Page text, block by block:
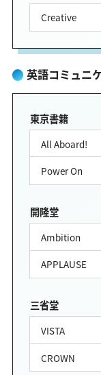
Creative
英語コミュニ
東京書籍
All Aboard!
Power On
開隆堂
Ambition
APPLAUSE
三省堂
VISTA
CROWN